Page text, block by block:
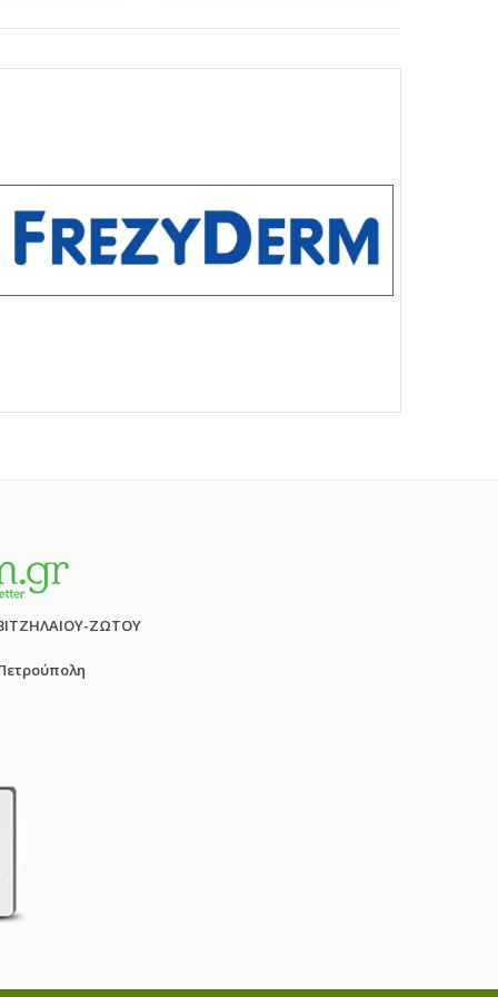
ΖΩΤΟΥ